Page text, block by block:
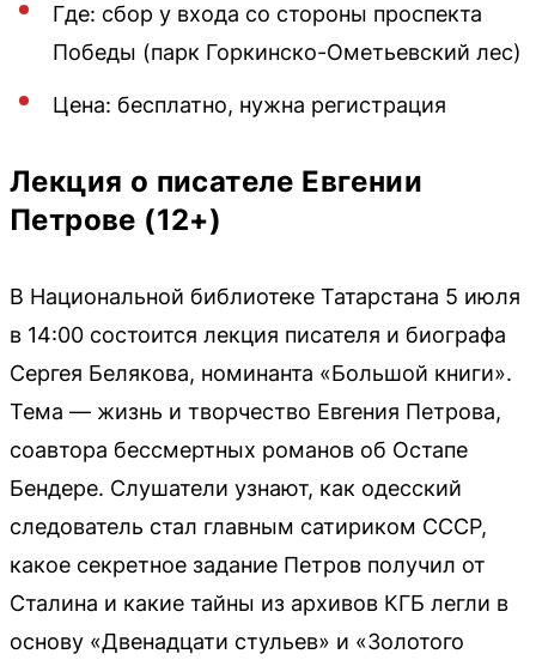
Где: сбор у входа со стороны проспекта
Победы (парк Горкинско-Ометьевский лес)
Цена: бесплатно, нужна регистрация
Лекция о писателе Евгении
Петрове (12+)
В Национальной библиотеке Татарстана 5 июля
в 14:00 состоится лекция писателя и биографа
Сергея Белякова, номинанта «Большой книги».
Тема — жизнь и творчество Евгения Петрова,
соавтора бессмертных романов об Остапе
Бендере. Слушатели узнают, как одесский
следователь стал главным сатириком СССР,
какое секретное задание Петров получил от
Сталина и какие тайны из архивов КГБ легли в
основу «Двенадцати стульев» и «Золотого